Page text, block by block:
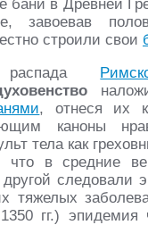
бани в Древней
завоевав
строили свои
, отнеся их
каноны
тела как
что в средние
следовали
тяжелых
гг.)